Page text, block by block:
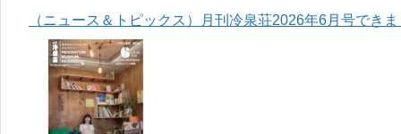
（ニュース＆トピックス）月刊冷泉荘2026年6月号でき